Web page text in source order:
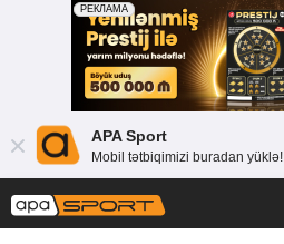
APA Sport
Mobil tətbiqimizi buradan yüklə!